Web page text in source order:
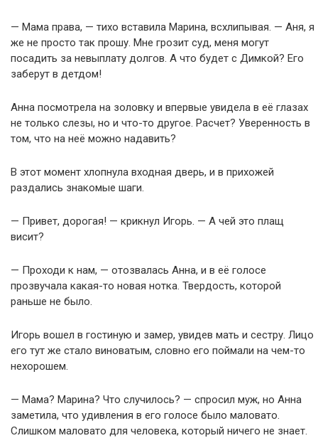
— Мама права, — тихо вставила Марина, всхлипывая. — Аня, я
же не просто так прошу. Мне грозит суд, меня могут
посадить за невыплату долгов. А что будет с Димкой? Его
заберут в детдом!
Анна посмотрела на золовку и впервые увидела в её глазах
не только слезы, но и что-то другое. Расчет? Уверенность в
том, что на неё можно надавить?
В этот момент хлопнула входная дверь, и в прихожей
раздались знакомые шаги.
— Привет, дорогая! — крикнул Игорь. — А чей это плащ
висит?
— Проходи к нам, — отозвалась Анна, и в её голосе
прозвучала какая-то новая нотка. Твердость, которой
раньше не было.
Игорь вошел в гостиную и замер, увидев мать и сестру. Лицо
его тут же стало виноватым, словно его поймали на чем-то
нехорошем.
— Мама? Марина? Что случилось? — спросил муж, но Анна
заметила, что удивления в его голосе было маловато.
Слишком маловато для человека, который ничего не знает.